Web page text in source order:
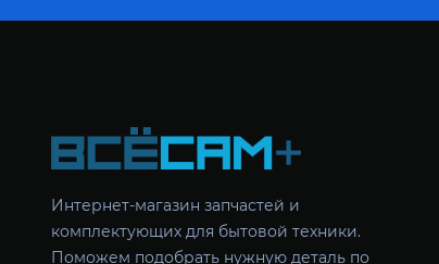
Интернет-магазин запчастей и
комплектующих для бытовой техники.
Поможем подобрать нужную деталь по